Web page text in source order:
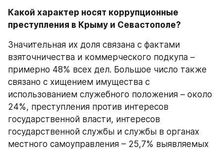
Какой характер носят коррупционные
преступления в Крыму и Севастополе?
Значительная их доля связана с фактами
взяточничества и коммерческого подкупа –
примерно 48% всех дел. Большое число также
связано с хищением имущества с
использованием служебного положения – около
24%, преступления против интересов
государственной власти, интересов
государственной службы и службы в органах
местного самоуправления – 25,7% выявляемых